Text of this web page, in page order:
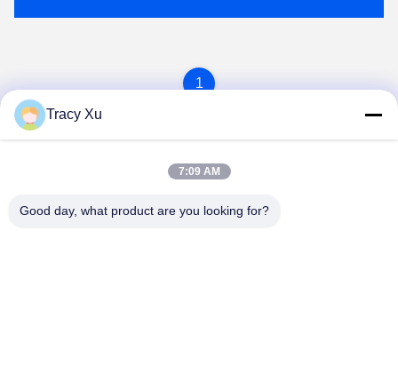
1
Tracy Xu
7:09 AM
Good day, what product are you looking for?